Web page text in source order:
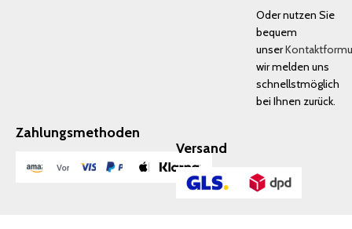
Oder nutzen Sie
bequem
unser
wir melden uns
schnellstmöglich
bei Ihnen zurück.
Zahlungsmethoden
Versand